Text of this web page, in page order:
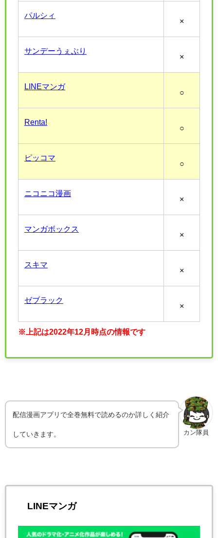
パルシィ
×
サンデーうぇぶり
×
LINEマンガ
○
Renta!
○
ピッコマ
○
ニコニコ漫画
×
マンガボックス
×
スキマ
×
ゼブラック
×
※上記は2022年12月時点の情報です
カン隊員
配信漫画アプリで全巻無料で読めるのか詳しく紹介
していきます。
LINEマンガ